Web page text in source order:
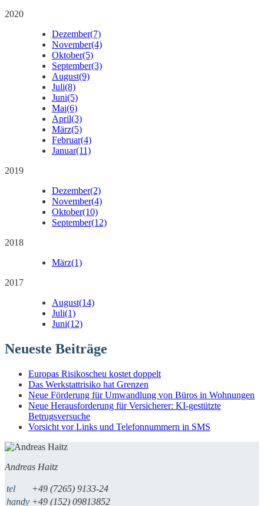
2020
Dezember(7)
November(4)
Oktober(5)
September(3)
August(9)
Juli(8)
Juni(5)
Mai(6)
April(3)
März(5)
Februar(4)
Januar(11)
2019
Dezember(2)
November(4)
Oktober(10)
September(12)
2018
März(1)
2017
August(14)
Juli(1)
Juni(12)
Neueste Beiträge
Europas Risikoscheu kostet doppelt
Das Werkstattrisiko hat Grenzen
Neue Förderung für Umwandlung von Büros in Wohnungen
Neue Herausforderung für Versicherer: KI-gestützte
Betrugsversuche
Vorsicht vor Links und Telefonnummern in SMS
Andreas Haitz
tel
+49 (7265) 9133-24
handy +49 (152) 09813852